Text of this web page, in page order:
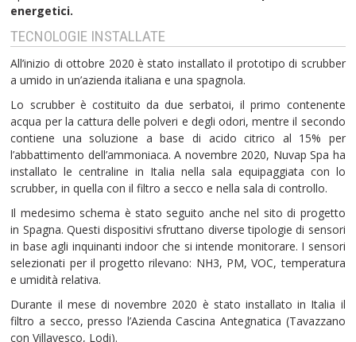
energetici.
TECNOLOGIE INSTALLATE
All’inizio di ottobre 2020 è stato installato il prototipo di scrubber
a umido in un’azienda italiana e una spagnola.
Lo scrubber è costituito da due serbatoi, il primo contenente
acqua per la cattura delle polveri e degli odori, mentre il secondo
contiene una soluzione a base di acido citrico al 15% per
l’abbattimento dell’ammoniaca. A novembre 2020, Nuvap Spa ha
installato le centraline in Italia nella sala equipaggiata con lo
scrubber, in quella con il filtro a secco e nella sala di controllo.
Il medesimo schema è stato seguito anche nel sito di progetto
in Spagna. Questi dispositivi sfruttano diverse tipologie di sensori
in base agli inquinanti indoor che si intende monitorare. I sensori
selezionati per il progetto rilevano: NH3, PM, VOC, temperatura
e umidità relativa.
Durante il mese di novembre 2020 è stato installato in Italia il
filtro a secco, presso l’Azienda Cascina Antegnatica (Tavazzano
con Villavesco, Lodi).